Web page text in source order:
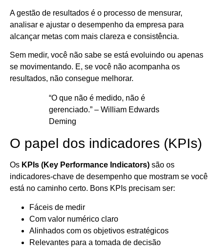
A gestão de resultados é o processo de mensurar,
analisar e ajustar o desempenho da empresa para
alcançar metas com mais clareza e consistência.
Sem medir, você não sabe se está evoluindo ou apenas
se movimentando. E, se você não acompanha os
resultados, não consegue melhorar.
“O que não é medido, não é
gerenciado.” – William Edwards
Deming
O papel dos indicadores (KPIs)
Os KPIs (Key Performance Indicators) são os
indicadores-chave de desempenho que mostram se você
está no caminho certo. Bons KPIs precisam ser:
Fáceis de medir
Com valor numérico claro
Alinhados com os objetivos estratégicos
Relevantes para a tomada de decisão